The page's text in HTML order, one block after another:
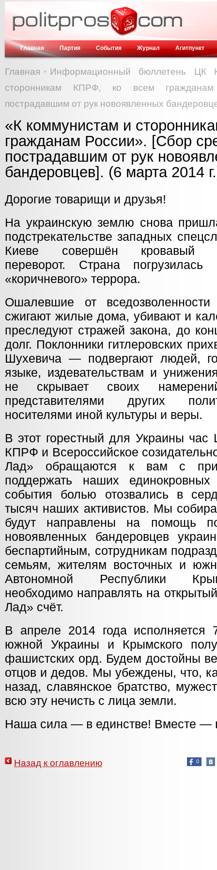
Главная Партия События Журнал Агитпункт
Главная
Информационный бюллетень ЦК
сторонникам КПРФ, ко всем
пострадавшим от рук новоявленных
«К коммунистам и
гражданам России». [Сбор
пострадавшим от рук
бандеровцев]. (6 марта 2014
Дорогие товарищи и друзья!
На украинскую землю снова
подстрекательстве западных
Киеве совершён кровавый
переворот. Страна
«коричневого» террора.
Ошалевшие от
сжигают жилые дома, убивают и
преследуют стражей закона, до
долг. Поклонники гитлеровских
Шухевича — подвергают людей,
языке, издевательствам и
не скрывает своих
представителями других
носителями иной культуры и веры.
В этот горестный для Украины час
КПРФ и Всероссийское
Лад» обращаются к вам с
поддержать наших
события болью отозвались в
тысяч наших активистов. Мы
будут направлены на помощь
новоявленных бандеровцев
беспартийным, сотрудникам
семьям, жителям восточных и
Автономной Республики
необходимо направлять на
Лад» счёт.
В апреле 2014 года исполняется
южной Украины и Крымского
фашистских орд. Будем достойны
отцов и дедов. Мы убеждены, что,
назад, славянское братство,
всю эту нечисть с лица земли.
Наша сила — в единстве! Вместе —
0
Назад к оглавлению